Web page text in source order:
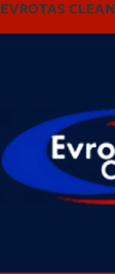
EVROTAS CLEAN